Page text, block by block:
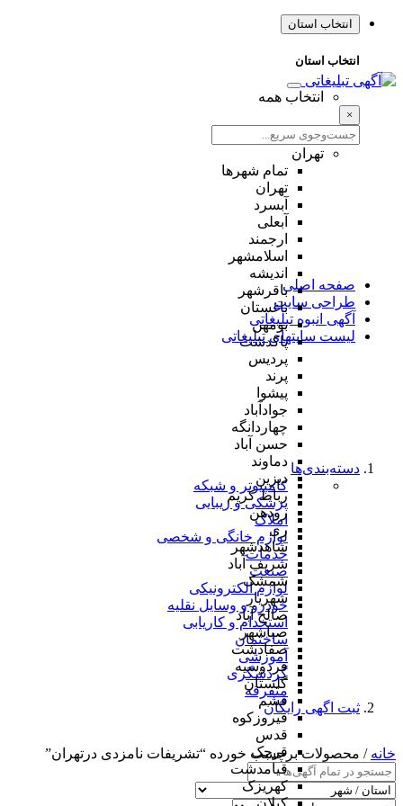
انتخاب استان
انتخاب استان
انتخاب همه
×
تهران
تمام شهر‌ها
تهران
آبسرد
آبعلی
ارجمند
اسلامشهر
اندیشه
باقرشهر
باغستان
بومهن
پاکدشت
پردیس
پرند
پیشوا
جوادآباد
چهاردانگه
حسن آباد
دماوند
دیزین
رباط کریم
رودهن
ری
شاهدشهر
شریف آباد
شمشک
شهریار
صالح آباد
صباشهر
صفادشت
فردوسیه
گلستان
فشم
فیروزکوه
قدس
قرچک
قیامدشت
کهریزک
صفحه اصلی
طراحی سایت
آگهی انبوه تبلیغاتی
لیست سایتهای تبلیغاتی
دسته‌بندی‌ها
کامپیوتر و شبکه
پزشکی و زیبایی
املاک
لوازم خانگی و شخصی
خدمات
صنعت
لوازم الکترونیکی
خودرو و وسایل نقلیه
استخدام و کاریابی
ساختمان
آموزشی
گردشگری
متفرقه
ثبت اگهی رایگان
خانه / محصولات برچسب خورده “تشریفات نامزدی درتهران”